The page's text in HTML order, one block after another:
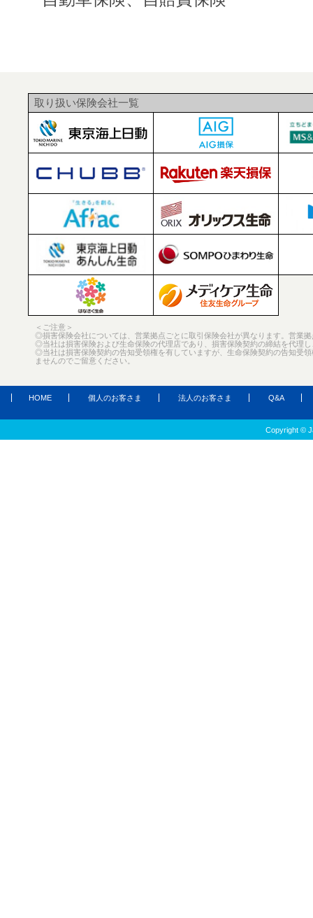
取り扱い保険会社一覧
＜ご注意＞
◎損害保険会社については、営業拠点ごとに取引保険会社が異なります。営業
◎当社は損害保険および生命保険の代理店であり、損害保険契約の締結を代理
◎当社は損害保険契約の告知受領権を有していますが、生命保険契約の告知受
ませんのでご留意ください。
HOME 個人のお客さま 法人のお客さま Q&A
Copyright ©